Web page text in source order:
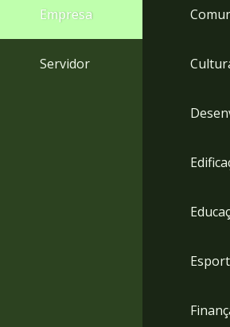
Empresa
Servidor